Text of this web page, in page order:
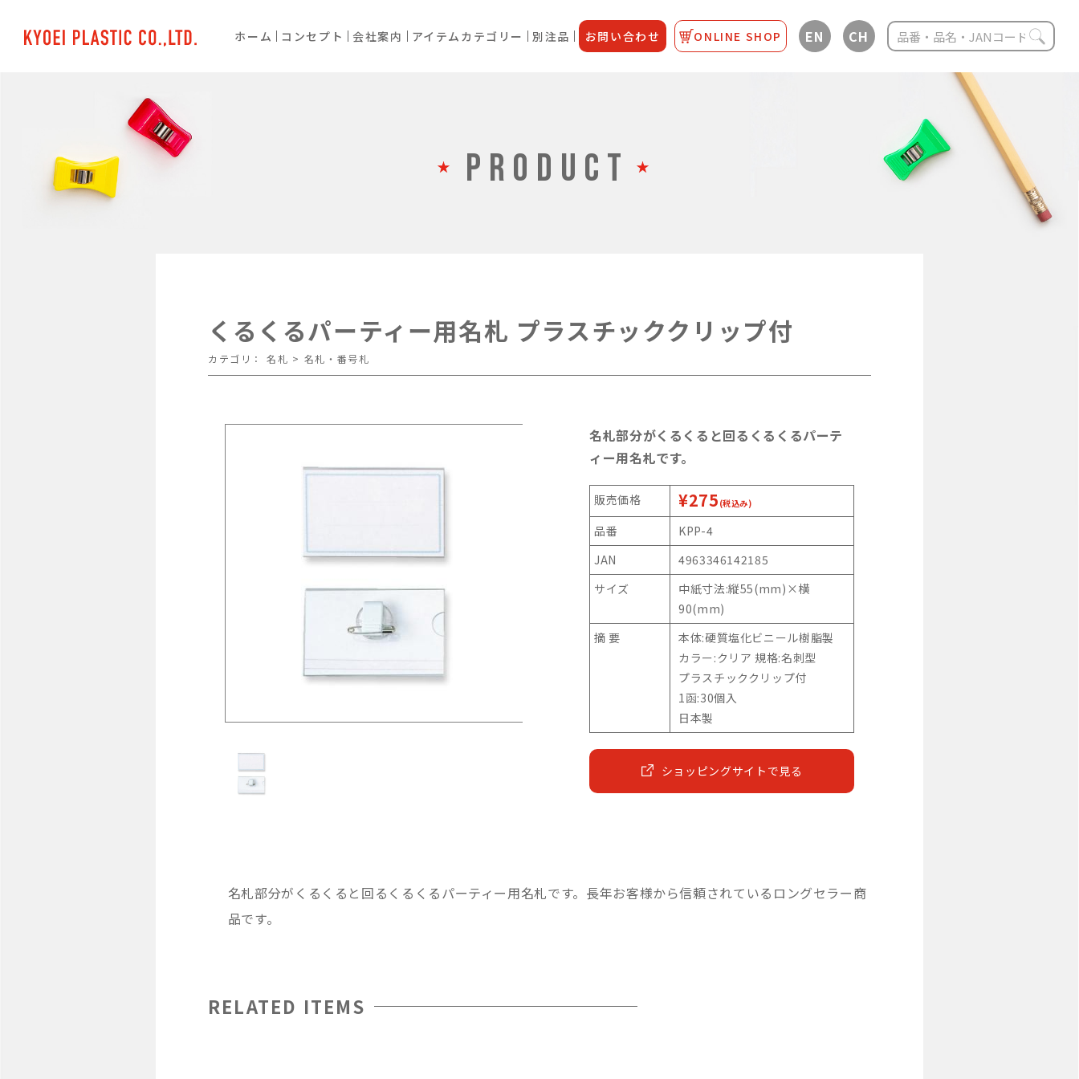
ホーム コンセプト 会社案内 アイテムカテゴリー 別注品 お問い合わせ ONLINE SHOP EN CH
PRODUCT
くるくるパーティー用名札 プラスチッククリップ付
カテゴリ： 名札 > 名札・番号札
名札部分がくるくると回るくるくるパーテ
ィー用名札です。
販売価格 ¥275 (税込み)
品番
KPP-4
JAN
4963346142185
サイズ
中紙寸法:縦55(mm)×横
90(mm)
摘 要
本体:硬質塩化ビニール樹脂製
カラー:クリア 規格:名刺型
プラスチッククリップ付
1函:30個入
日本製
ショッピングサイトで見る
名札部分がくるくると回るくるくるパーティー用名札です。長年お客様から信頼されているロングセラー商
品です。
RELATED ITEMS